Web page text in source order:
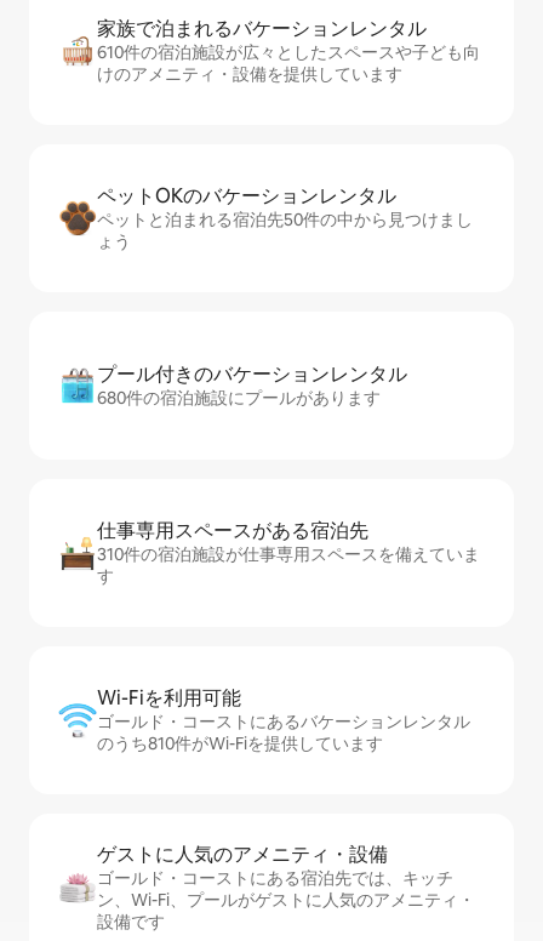
家族で泊まれるバ⁠ケ⁠ー⁠シ⁠ョ⁠ンレ⁠ン⁠タ⁠ル
610件の宿泊施設が広々としたスペースや子ども向
けのアメニティ・設備を提供しています
ペットOKのバ⁠ケ⁠ー⁠シ⁠ョ⁠ンレ⁠ン⁠タ⁠ル
ペットと泊まれる宿泊先50件の中から見つけまし
ょう
プール付きのバ⁠ケ⁠ー⁠シ⁠ョ⁠ンレ⁠ン⁠タ⁠ル
680件の宿泊施設にプールがあります
仕事専用ス⁠ペ⁠ー⁠スがあ⁠る宿⁠泊⁠先
310件の宿泊施設が仕事専用スペースを備えていま
す
Wi-Fiを利⁠用⁠可⁠能
ゴールド・コーストにあるバケーションレンタル
のうち810件がWi-Fiを提供しています
ゲストに人⁠気⁠のア⁠メ⁠ニ⁠テ⁠ィ・設⁠備
ゴールド・コーストにある宿泊先では、キッチ
ン、Wi-Fi、プールがゲストに人気のアメニティ・
設備です